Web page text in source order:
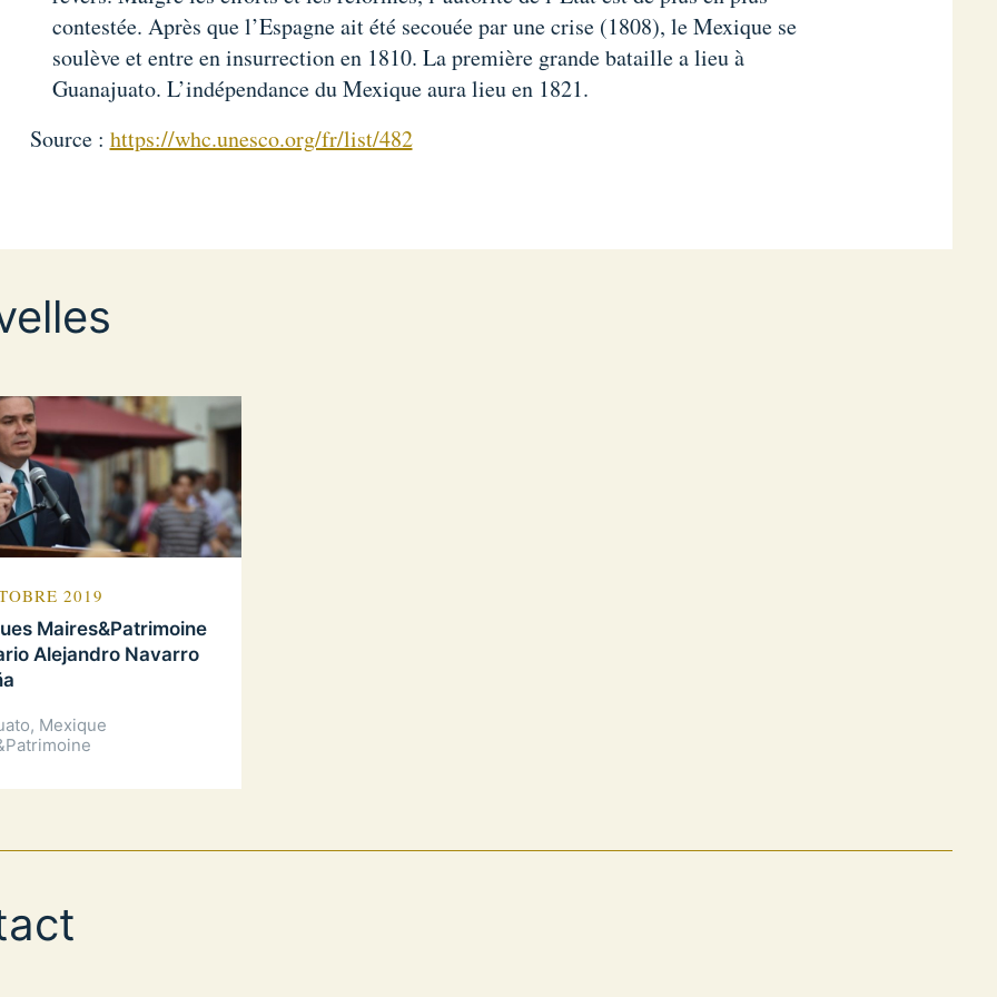
contestée. Après que l’Espagne ait été secouée par une crise (1808), le Mexique se
soulève et entre en insurrection en 1810. La première grande bataille a lieu à
Guanajuato. L’indépendance du Mexique aura lieu en 1821.
Source : https://whc.unesco.org/fr/list/482
2019
Maires&Patrimoine
Alejandro Navarro
Mexique